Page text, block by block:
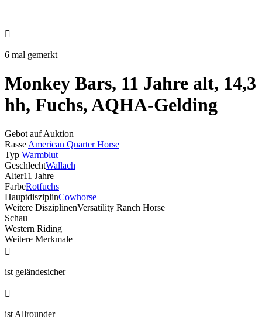

6 mal gemerkt
Monkey Bars, 11 Jahre alt, 14,3
hh, Fuchs, AQHA-Gelding
Gebot auf Auktion
Rasse American Quarter Horse
Typ Warmblut
GeschlechtWallach
Alter11 Jahre
FarbeRotfuchs
HauptdisziplinCowhorse
Weitere DisziplinenVersatility Ranch Horse
Schau
Western Riding
Weitere Merkmale

ist geländesicher

ist Allrounder